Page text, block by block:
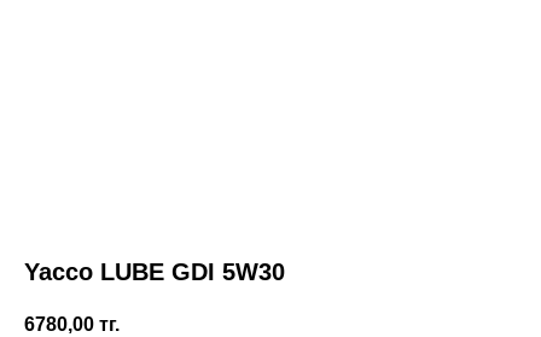
Yacco LUBE GDI 5W30
6780,00 тг.